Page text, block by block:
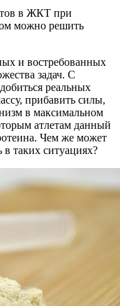
в ЖКТ при
можно решить
и востребованных
задач. С
реальных
прибавить силы,
в максимальном
атлетам данный
Чем же может
в таких ситуациях?